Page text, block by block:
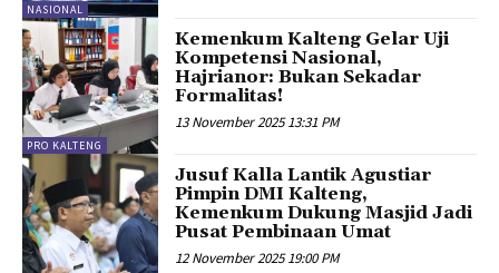
NASIONAL
PRO KALTENG
Kemenkum Kalteng Gelar Uji
Kompetensi Nasional,
Hajrianor: Bukan Sekadar
Formalitas!
13 November 2025 13:31 PM
Jusuf Kalla Lantik Agustiar
Pimpin DMI Kalteng,
Kemenkum Dukung Masjid Jadi
Pusat Pembinaan Umat
12 November 2025 19:00 PM